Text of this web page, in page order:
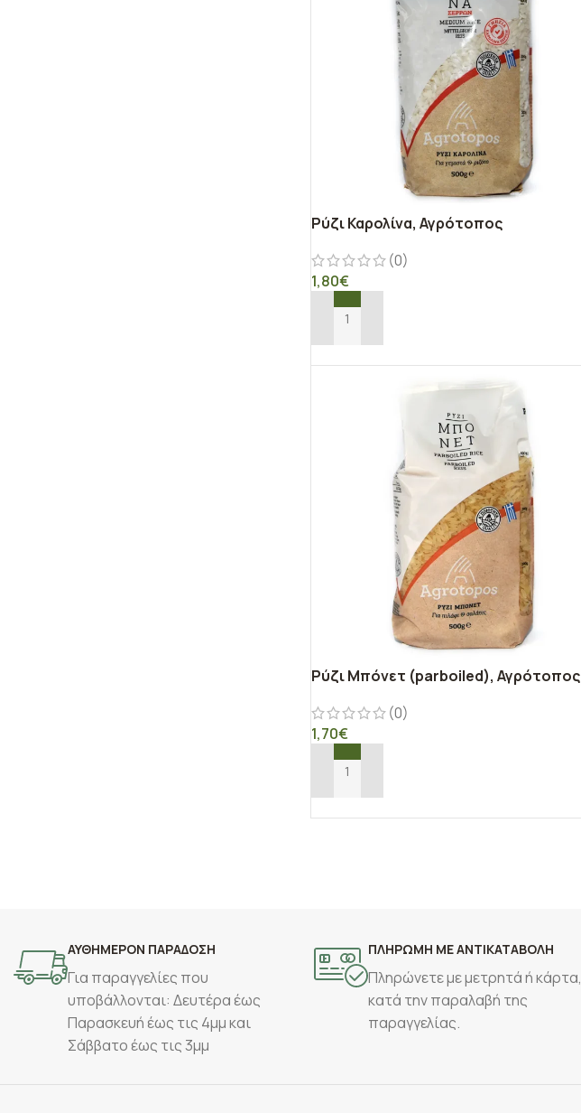
Ρύζι Καρολίνα, Αγρότοπος
(0)
1,80€
ΠΡΟΣΘΉΚΗ ΣΤΟ ΚΑΛΆΘΙ
Ρύζι Μπόνετ (parboiled), Αγρότοπος
(0)
1,70€
ΠΡΟΣΘΉΚΗ ΣΤΟ ΚΑΛΆΘΙ
ΑΥΘΗΜΕΡΟΝ ΠΑΡΑΔΟΣΗ
Για παραγγελίες που
υποβάλλονται: Δευτέρα έως
Παρασκευή έως τις 4μμ και
Σάββατο έως τις 3μμ
ΠΛΗΡΩΜΗ ΜΕ ΑΝΤΙΚΑΤΑΒΟΛΗ
Πληρώνετε με μετρητά ή κάρτα,
κατά την παραλαβή της
παραγγελίας.